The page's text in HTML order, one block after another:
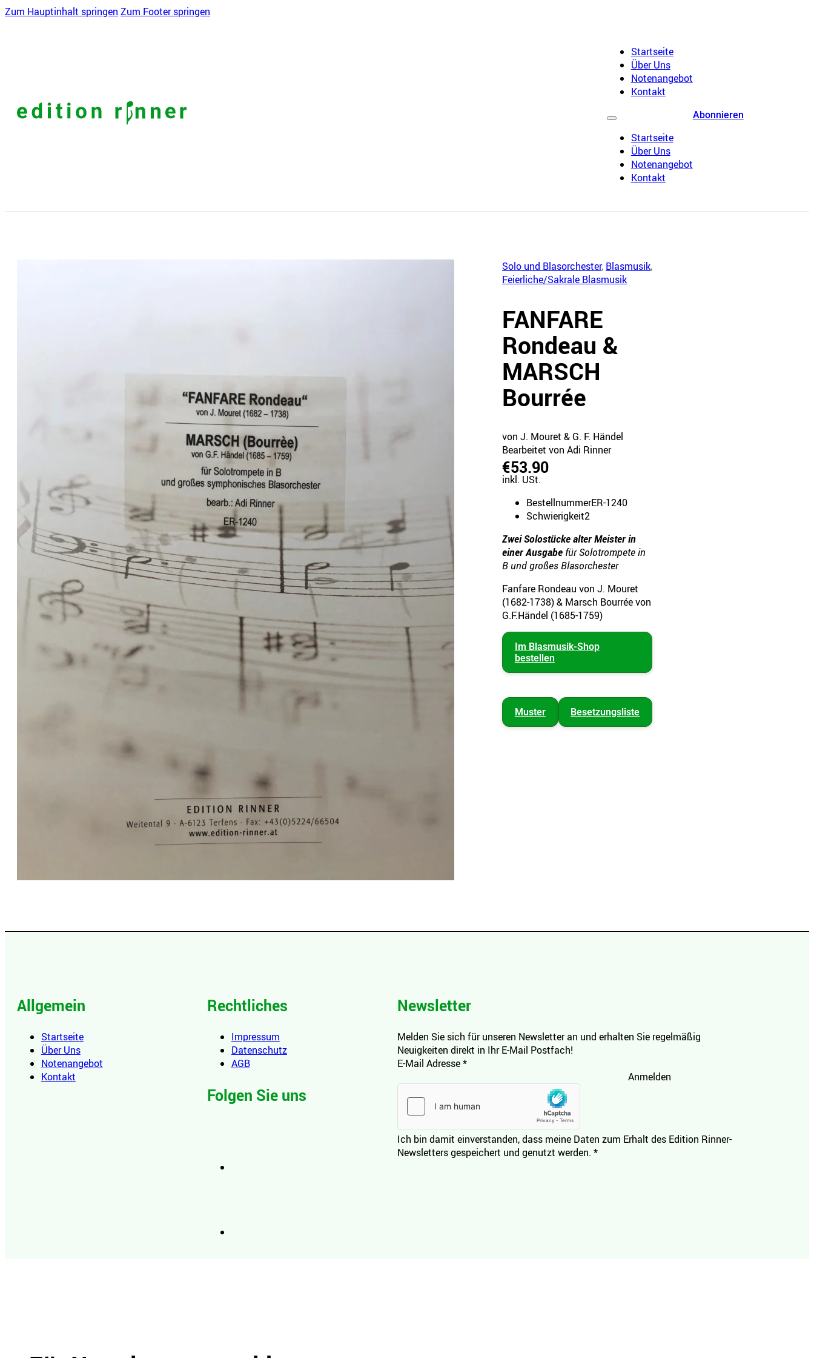
Zum Hauptinhalt springen Zum Footer springen
Startseite
Über Uns
Notenangebot
Kontakt
Startseite
Über Uns
Notenangebot
Kontakt
Abonnieren
Solo und Blasorchester, Blasmusik,
Feierliche/Sakrale Blasmusik
FANFARE
Rondeau &
MARSCH
Bourrée
von J. Mouret & G. F. Händel
Bearbeitet von Adi Rinner
€53.90
inkl. USt.
BestellnummerER-1240
Schwierigkeit2
Zwei Solostücke alter Meister in
einer Ausgabefür Solotrompete in
B und großes Blasorchester
Fanfare Rondeau von J. Mouret
(1682-1738) & Marsch Bourrée von
G.F.Händel (1685-1759)
Im Blasmusik-Shop
bestellen
Muster Besetzungsliste
Allgemein
Startseite
Über Uns
Notenangebot
Kontakt
Rechtliches
Impressum
Datenschutz
AGB
Folgen Sie uns
Newsletter
Melden Sie sich für unseren Newsletter an und erhalten Sie regelmäßig
Neuigkeiten direkt in Ihr E-Mail Postfach!
E-Mail Adresse*
Anmelden
Ich bin damit einverstanden, dass meine Daten zum Erhalt des Edition Rinner-
Newsletters gespeichert und genutzt werden. *